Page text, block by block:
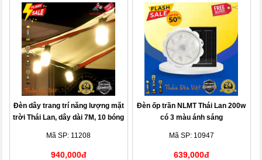
Đèn dây trang trí năng lượng mặt
trời Thái Lan, dây dài 7M, 10 bóng
Mã SP: 11208
940,000đ
Đèn ốp trần NLMT Thái Lan 200w
có 3 màu ánh sáng
Mã SP: 10947
639,000đ